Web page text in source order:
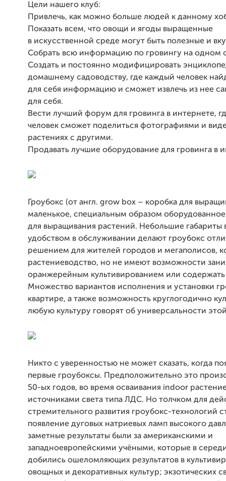
Цели нашего клуб:
Привлечь, как можно больше людей к данному
Показать всем, что овощи и ягоды выращенные
в искусственной среде могут быть полезные и
Собрать всю информацию по гровингу на одном
Cоздать и постоянно модифицировать
домашнему садоводству, где каждый человек
для себя информацию и сможет извлечь из нее
для себя.
Вести лучший форум для гровинга в интернете,
человек сможет поделиться фотографиями и
растениях с другими.
Продавать лучшие оборудование для гровинга в
Гроубокс (от англ. grow box – коробка для
маленькое, специальным образом
для выращивания растений. Небольшие габариты
удобством в обслуживании делают гроубокс
решением для жителей городов и мегаполисов,
растениеводство, но не имеют возможности
оранжерейным культивированием или
Множество вариантов исполнения и установки
квартире, а также возможность круглогодично
любую культуру говорят об универсальности
Никто с уверенностью не может сказать, когда
первые гроубоксы. Предположительно это
50-ых годов, во время осваивания indoor
источниками света типа ЛДС. Но толчком для
стремительного развития гроубокс-технологий
появление дуговых натриевых ламп высокого
заметные результаты были за американскими и
западноевропейскими учёными, которые в
добились ошеломляющих результатов в
овощных и декоративных культур; экзотических